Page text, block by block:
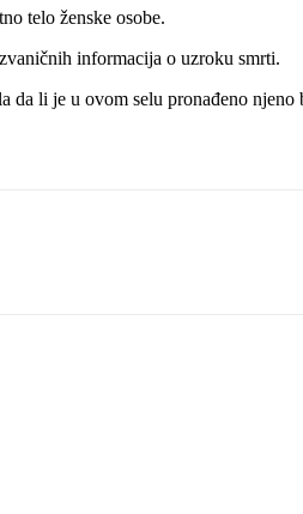
telo ženske osobe.
informacija o uzroku smrti.
li je u ovom selu pronađeno njeno